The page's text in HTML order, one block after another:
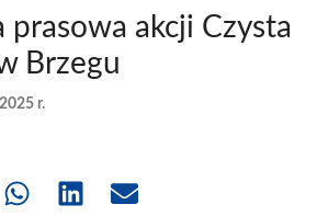
prasowa akcji Czysta
Brzegu
r.
Share Share Share